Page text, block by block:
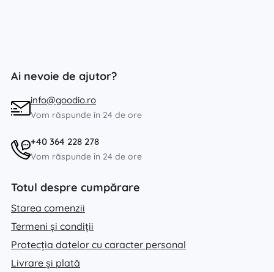
Ai nevoie de ajutor?
info@goodio.ro
Vom răspunde în 24 de ore
+40 364 228 278
Vom răspunde în 24 de ore
Totul despre cumpărare
Starea comenzii
Termeni și condiții
Protecția datelor cu caracter personal
Livrare și plată